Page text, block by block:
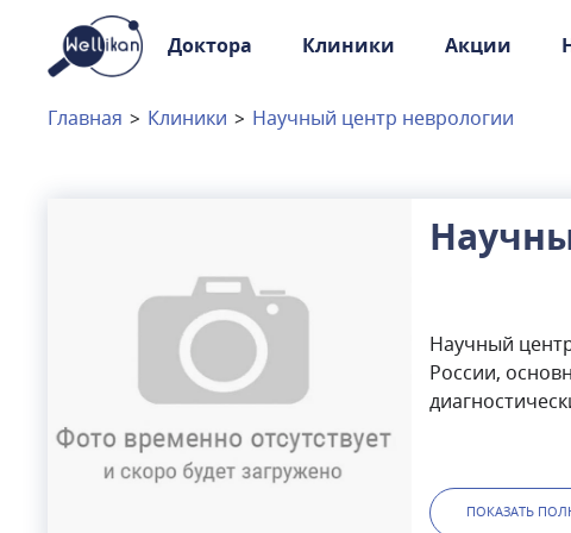
Доктора Клиники Акции
Доктора
Клиники
Московская область
Главная > Клиники > Научный центр неврологии
Научный
России,
оказанию
ПОКАЗАТЬ